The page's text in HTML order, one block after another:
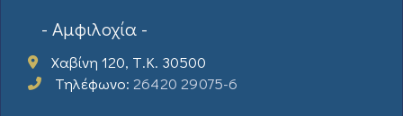
- Αμφιλοχία -
Χαβίνη 120, Τ.Κ. 30500
Τηλέφωνο: 26420 29075-6